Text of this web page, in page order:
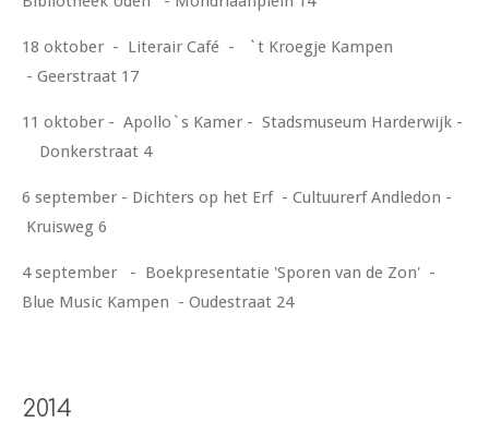
18 oktober - Literair Café - `t Kroegje Kampen
- Geerstraat 17
11 oktober - Apollo`s Kamer - Stadsmuseum Harderwijk -
Donkerstraat 4
6 september - Dichters op het Erf - Cultuurerf Andledon -
Kruisweg 6
4 september - Boekpresentatie 'Sporen van de Zon' -
Blue Music Kampen - Oudestraat 24
2014